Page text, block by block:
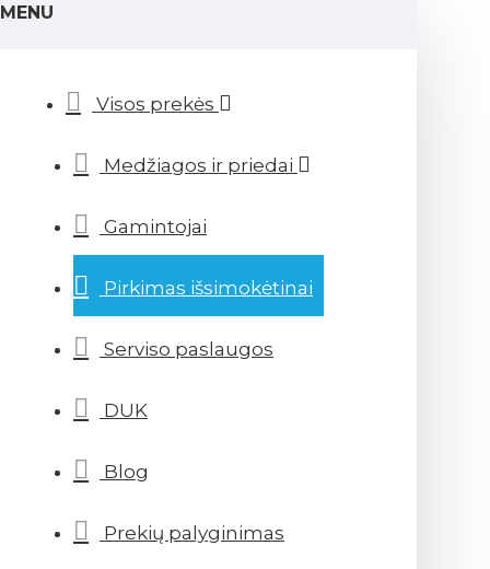
MENU
Visos prekės
Medžiagos ir priedai
Gamintojai
Pirkimas išsimokėtinai
Serviso paslaugos
DUK
Blog
Prekių palyginimas